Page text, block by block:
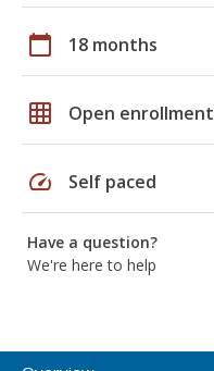
calendar_today 18 months
grid_on Open enrollment
speed Self paced
Have a question?
We're here to help